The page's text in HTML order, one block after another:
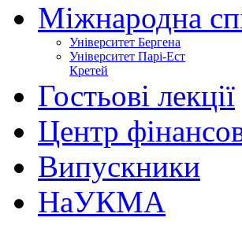
Міжнародна
Університет Бергена
Університет Парі-Ест
Кретей
Гостьові лекції
Центр
Випускники
НаУКМА